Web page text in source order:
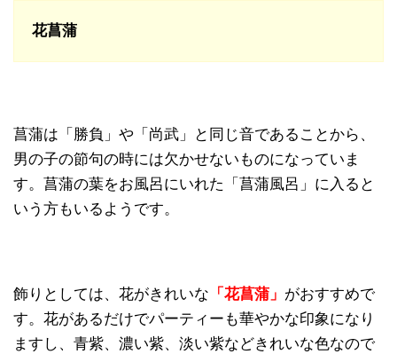
花菖蒲
菖蒲は「勝負」や「尚武」と同じ音であることから、
男の子の節句の時には欠かせないものになっていま
す。菖蒲の葉をお風呂にいれた「菖蒲風呂」に入ると
いう方もいるようです。
飾りとしては、花がきれいな 「花菖蒲」 がおすすめで
す。花があるだけでパーティーも華やかな印象になり
ますし、青紫、濃い紫、淡い紫などきれいな色なので